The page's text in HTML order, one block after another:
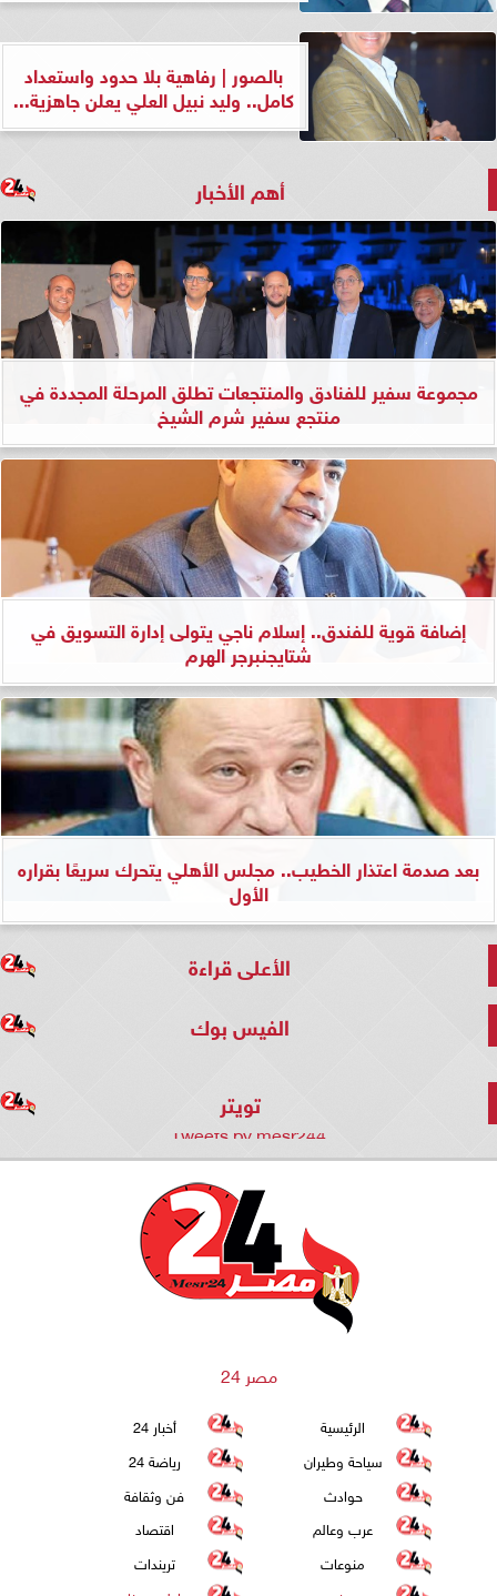
بالصور | رفاهية بلا حدود واستعداد
كامل.. وليد نبيل العلي يعلن جاهزية...
أهم الأخبار
مجموعة سفير للفنادق والمنتجعات تطلق المرحلة المجددة في
منتجع سفير شرم الشيخ
إضافة قوية للفندق.. إسلام ناجي يتولى إدارة التسويق في
شتايجنبرجر الهرم
بعد صدمة اعتذار الخطيب.. مجلس الأهلي يتحرك سريعًا بقراره
الأول
الأعلى قراءة
الفيس بوك
تويتر
Tweets by mesr244
مصر 24
الرئيسية
أخبار 24
سياحة وطيران
رياضة 24
حوادث
فن وثقافة
عرب وعالم
اقتصاد
منوعات
تريندات